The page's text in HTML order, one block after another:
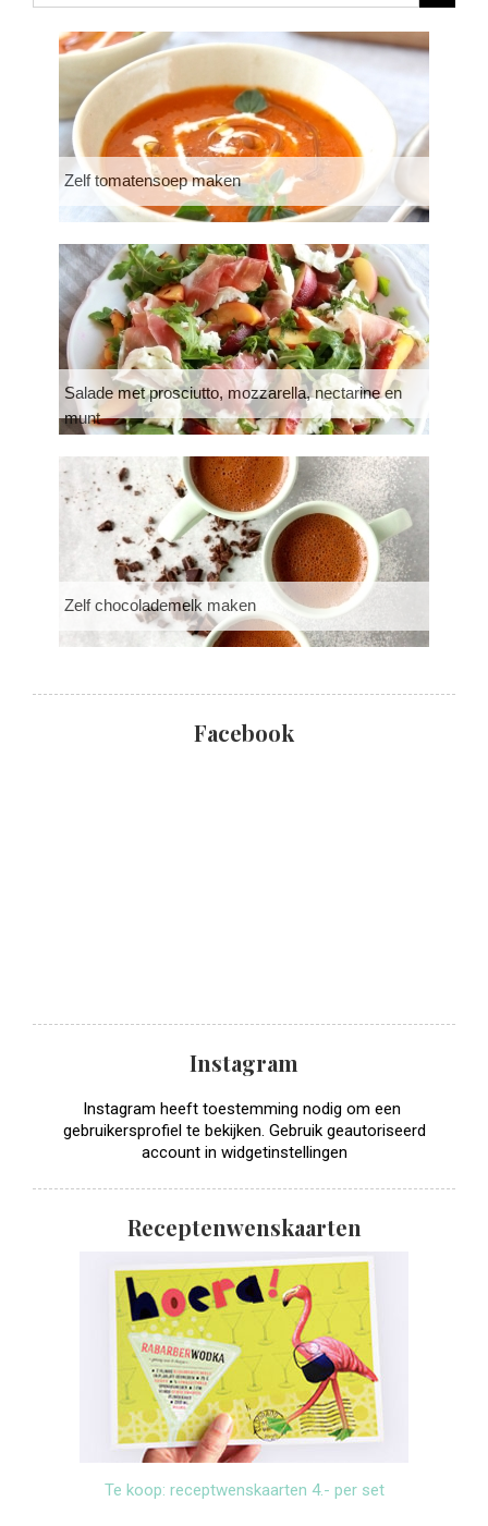
Zelf tomatensoep maken
Salade met prosciutto, mozzarella, nectarine en
munt
Zelf chocolademelk maken
Facebook
Instagram
Instagram heeft toestemming nodig om een ​​
gebruikersprofiel te bekijken. Gebruik geautoriseerd
account in widgetinstellingen
Receptenwenskaarten
Te koop: receptwenskaarten 4.- per set